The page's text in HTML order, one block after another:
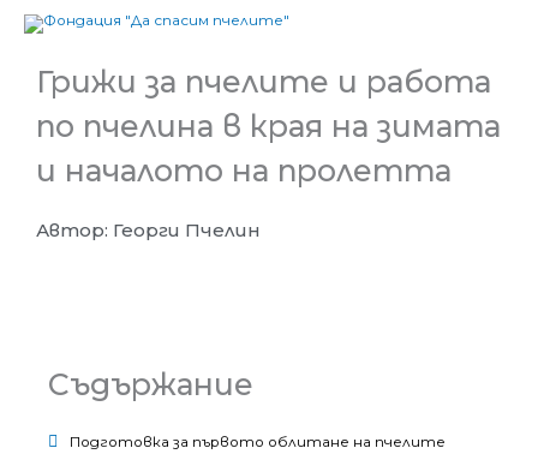
Грижи за пчелите и работа
по пчелина в края на зимата
и началото на пролетта
Автор: Георги Пчелин
Съдържание
Подготовка за първото облитане на пчелите